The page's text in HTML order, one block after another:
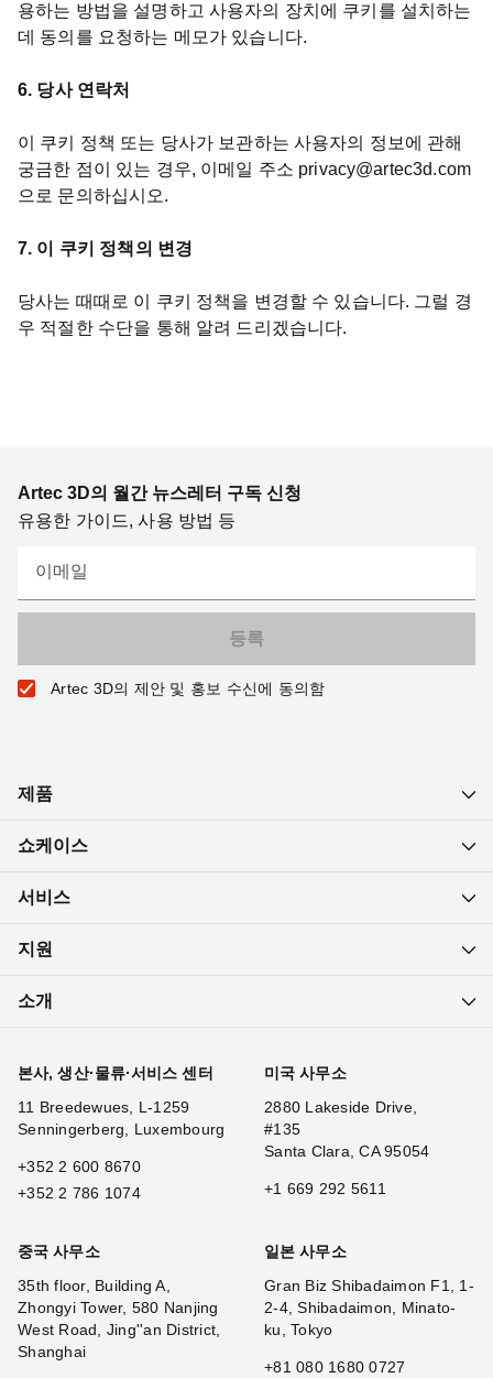
용하는 방법을 설명하고 사용자의 장치에 쿠키를 설치하는
데 동의를 요청하는 메모가 있습니다.
6. 당사 연락처
이 쿠키 정책 또는 당사가 보관하는 사용자의 정보에 관해
궁금한 점이 있는 경우, 이메일 주소 privacy@artec3d.com
으로 문의하십시오.
7. 이 쿠키 정책의 변경
당사는 때때로 이 쿠키 정책을 변경할 수 있습니다. 그럴 경
우 적절한 수단을 통해 알려 드리겠습니다.
Artec 3D의 월간 뉴스레터 구독 신청
유용한 가이드, 사용 방법 등
이메일
Artec 3D의 제안 및 홍보 수신에 동의함
제품
쇼케이스
서비스
지원
소개
본사, 생산·물류·서비스 센터
11 Breedewues, L-1259
Senningerberg, Luxembourg
+352 2 600 8670
+352 2 786 1074
미국 사무소
2880 Lakeside Drive,
#135
Santa Clara, CA 95054
+1 669 292 5611
중국 사무소
35th floor, Building A,
Zhongyi Tower, 580 Nanjing
West Road, Jing''an District,
Shanghai
일본 사무소
Gran Biz Shibadaimon F1, 1-
2-4, Shibadaimon, Minato-
ku, Tokyo
+81 080 1680 0727